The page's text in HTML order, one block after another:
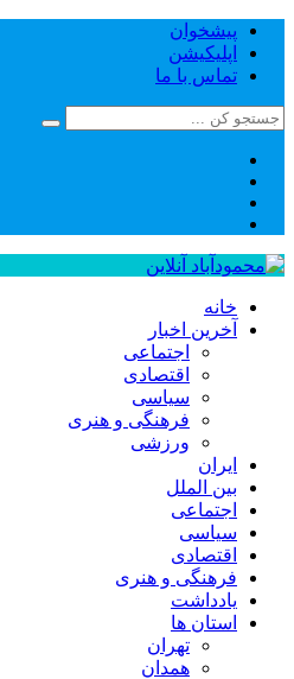
پیشخوان
اپلیکیشن
تماس با ما
خانه
آخرین اخبار
اجتماعی
اقتصادی
سیاسی
فرهنگی و هنری
ورزشی
ایران
بین الملل
اجتماعی
سیاسی
اقتصادی
فرهنگی و هنری
یادداشت
استان ها
تهران
همدان